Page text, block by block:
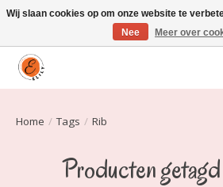
Elily is er om jou te laten stralen! Mode vanaf
Home / Tags / Rib
Producten
Wij slaan cookies op om onze website te
Nee
Meer over